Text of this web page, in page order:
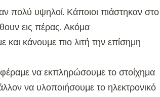
πολύ υψηλοί. Κάποιοι πιάστηκαν στο
εις πέρας. Ακόμα
κάνουμε πιο λιτή την επίσημη
να εκπληρώσουμε το στοίχημα
να υλοποιήσουμε το ηλεκτρονικό